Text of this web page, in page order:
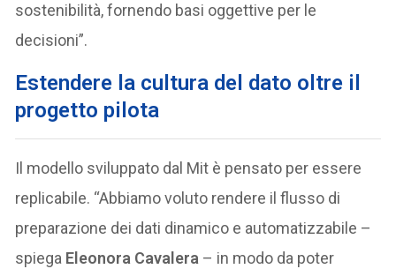
sostenibilità, fornendo basi oggettive per le
decisioni”.
Estendere la cultura del dato oltre il
progetto pilota
Il modello sviluppato dal Mit è pensato per essere
replicabile. “Abbiamo voluto rendere il flusso di
preparazione dei dati dinamico e automatizzabile –
spiega Eleonora Cavalera – in modo da poter